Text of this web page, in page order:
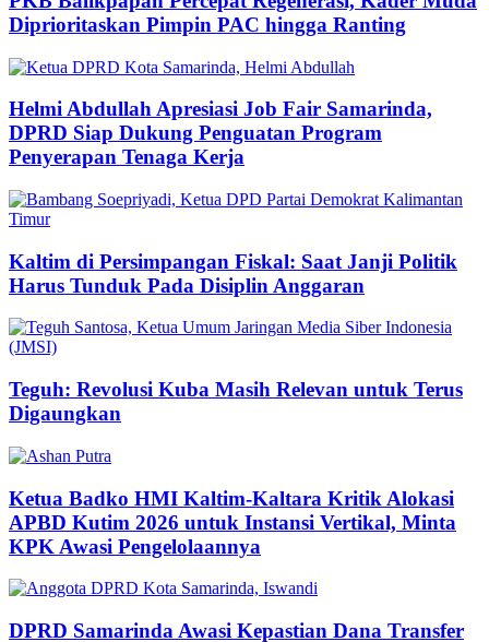
Diprioritaskan Pimpin PAC hingga Ranting
Helmi Abdullah Apresiasi Job Fair Samarinda,
DPRD Siap Dukung Penguatan Program
Penyerapan Tenaga Kerja
Kaltim di Persimpangan Fiskal: Saat Janji Politik
Harus Tunduk Pada Disiplin Anggaran
Teguh: Revolusi Kuba Masih Relevan untuk Terus
Digaungkan
Ketua Badko HMI Kaltim-Kaltara Kritik Alokasi
APBD Kutim 2026 untuk Instansi Vertikal, Minta
KPK Awasi Pengelolaannya
DPRD Samarinda Awasi Kepastian Dana Transfer